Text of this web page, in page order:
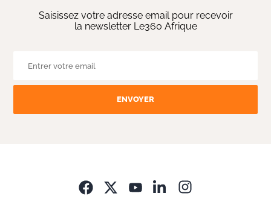
Saisissez votre adresse email pour recevoir
la newsletter Le360 Afrique
ENVOYER